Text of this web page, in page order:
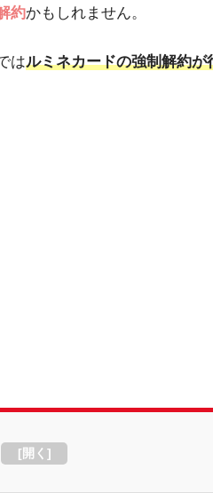
約かもしれません。
はルミネカードの強制解約
[開く ]